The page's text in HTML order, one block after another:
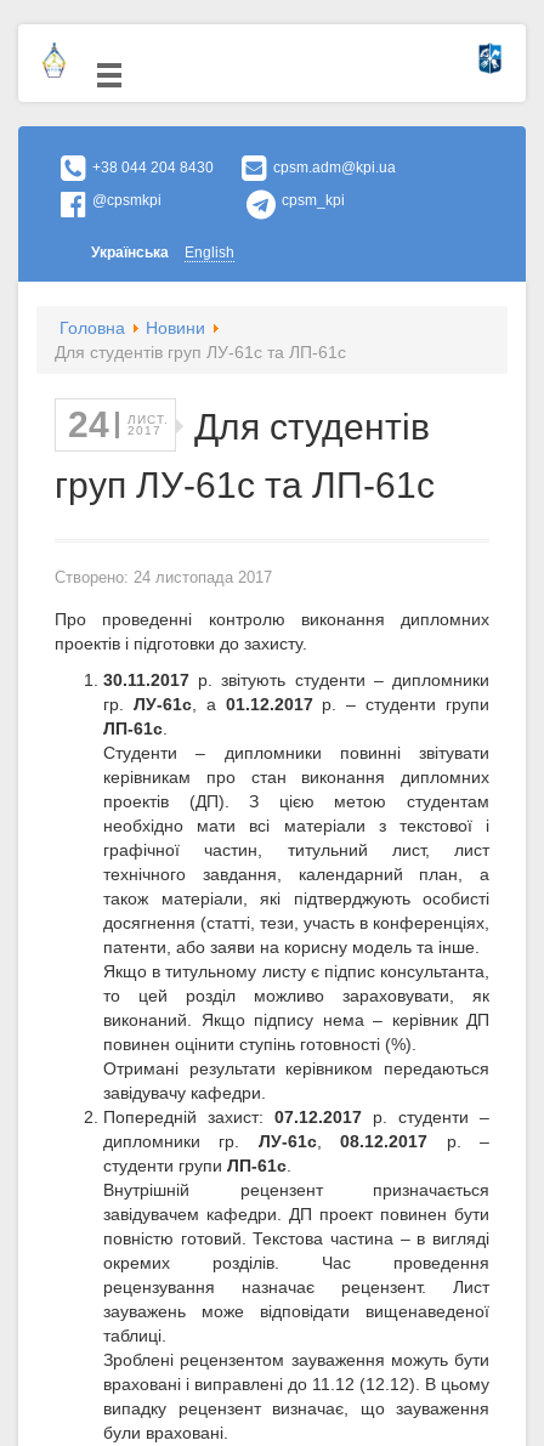
+38 044 204 8430
cpsm.adm@kpi.ua
@cpsmkpi
cpsm_kpi
Українська English
Головна
Новини
Для студентів груп ЛУ-61с та ЛП-61с
24
ЛИСТ.
2017
Для студентів
груп ЛУ-61с та ЛП-61с
Створено: 24 листопада 2017
Про проведенні контролю виконання дипломних
проектів і підготовки до захисту.
30.11.2017 р. звітують студенти – дипломники
гр. ЛУ-61с, а 01.12.2017р. – студенти групи
ЛП-61с
Студенти – дипломники повинні звітувати
керівникам про стан виконання дипломних
проектів (ДП). З цією метою студентам
необхідно мати всі матеріали з текстової і
графічної частин, титульний лист, лист
технічного завдання, календарний план, а
також матеріали, які підтверджують особисті
досягнення (статті, тези, участь в конференціях,
патенти, або заяви на корисну модель та інше.
Якщо в титульному листу є підпис консультанта,
то цей розділ можливо зараховувати, як
виконаний. Якщо підпису нема – керівник ДП
повинен оцінити ступінь готовності (%).
Отримані результати керівником передаються
завідувачу кафедри.
Попередній захист: 07.12.2017 р. студенти –
дипломники гр. ЛУ-61с,08.12.2017 р. –
студенти групи ЛП-61с
Внутрішній рецензент призначається
завідувачем кафедри. ДП проект повинен бути
повністю готовий. Текстова частина – в вигляді
окремих розділів. Час проведення
рецензування назначає рецензент. Лист
зауважень може відповідати вищенаведеної
таблиці.
Зроблені рецензентом зауваження можуть бути
враховані і виправлені до 11.12 (12.12). В цьому
випадку рецензент визначає, що зауваження
були враховані.